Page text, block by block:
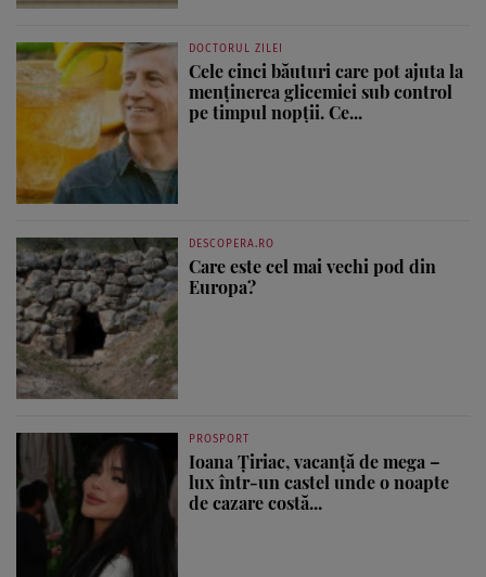
DOCTORUL ZILEI
Cele cinci băuturi care pot ajuta la
menținerea glicemiei sub control
pe timpul nopții. Ce...
DESCOPERA.RO
Care este cel mai vechi pod din
Europa?
PROSPORT
Ioana Țiriac, vacanță de mega –
lux într-un castel unde o noapte
de cazare costă...